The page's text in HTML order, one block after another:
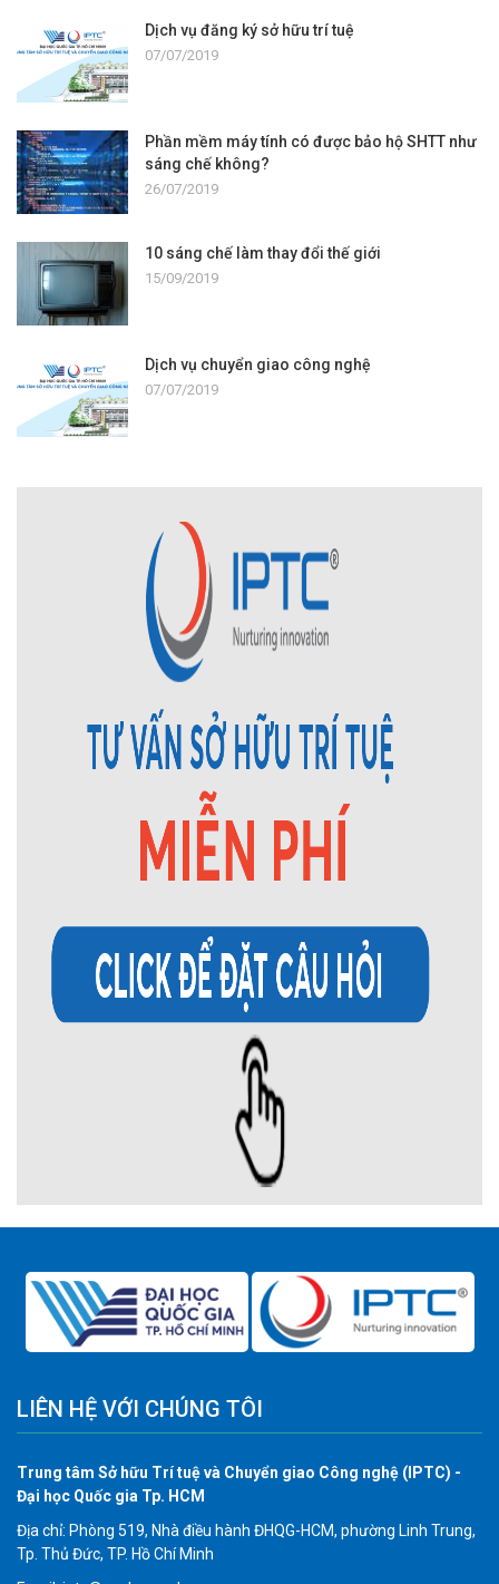
Dịch vụ đăng ký sở hữu trí tuệ
07/07/2019
Phần mềm máy tính có được bảo hộ SHTT như
sáng chế không?
26/07/2019
10 sáng chế làm thay đổi thế giới
15/09/2019
Dịch vụ chuyển giao công nghệ
07/07/2019
LIÊN HỆ VỚI CHÚNG TÔI
Trung tâm Sở hữu Trí tuệ và Chuyển giao Công nghệ (IPTC) -
Đại học Quốc gia Tp. HCM
Địa chỉ: Phòng 519, Nhà điều hành ĐHQG-HCM, phường Linh Trung,
Tp. Thủ Đức, TP. Hồ Chí Minh